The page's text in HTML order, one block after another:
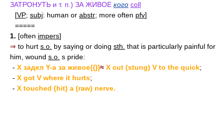
ЗАТРОНУТЬ и т. п.) ЗА ЖИВОЕ кого coll
[VP; subj: human or abstr; more often pfv]
=====
1. [often impers]
⇒ to hurt s.o. by saying or doing sth. that is particularly painful for
him, wound s.o. s pride:
- X задел Y-а за живое{{}}≈ X cut (stung) V to the quick;
- X got V where it hurts;
- X touched (hit) a (raw) nerve.